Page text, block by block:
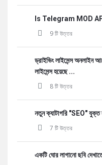
Is Telegram MOD
9 টি উত্তর
ড্রাইভিং লাইসেন্স অনলাইন
লাইসেন্স হয়েছে ...
8 টি উত্তর
নতুন ক্যাটাগরি "SEO" যুক্ত
7 টি উত্তর
একটি ঘোর লাগানো ছবি